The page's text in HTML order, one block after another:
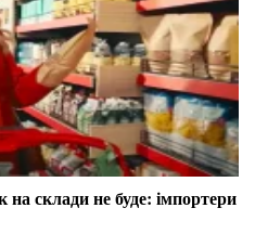
на склади не буде: імпортери